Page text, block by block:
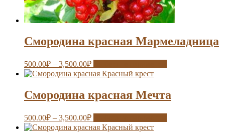
Смородина красная Мармеладница
500.00₽ – 3,500.00₽
Смородина красная Мечта
500.00₽ – 3,500.00₽